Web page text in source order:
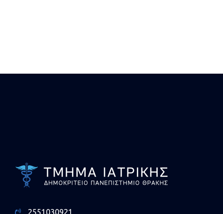
2551030921